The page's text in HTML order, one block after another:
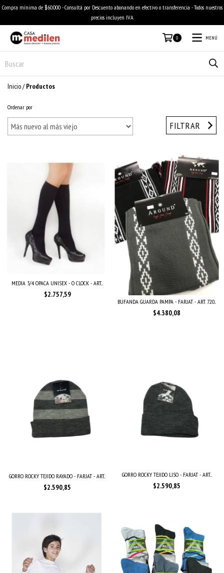
Compra mínima de $60.000 - Consultá por Descuento abonando en efectivo o transferencia - Todos nuestros
precios incluyen IVA
0 MENÚ
Inicio/ Productos
Ordenar por
FILTRAR
MEDIA 3/4 OPACA UNISEX - O CLOCK - ART....
$2.757,59
BUFANDA GUARDA PAMPA - FARJAT - ART. 720...
$4.380,08
GORRO ROCKY TEJIDO RAYADO - FARJAT - ART...
$2.590,85
GORRO ROCKY TEJIDO LISO - FARJAT - ART....
$2.590,85